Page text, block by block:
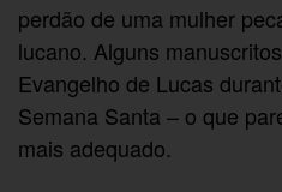
perdão de uma mulher
lucano. Alguns
Evangelho de Lucas
Semana Santa – o que
mais adequado.